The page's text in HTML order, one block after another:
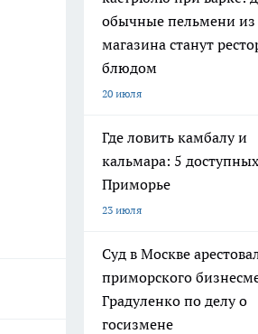
обычные пельмени из
магазина станут
блюдом
20 июля
Где ловить камбалу и
кальмара: 5
Приморье
23 июля
Суд в Москве
приморского
Градуленко по делу о
госизмене